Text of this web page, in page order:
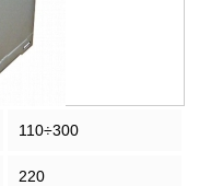
110÷300
220